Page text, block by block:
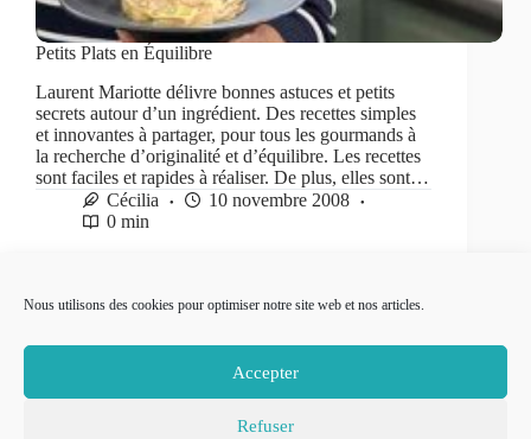
Nous utilisons des cookies pour optimiser notre site web et nos articles.
Accepter
Refuser
Petits Plats en Équilibre
Laurent Mariotte délivre bonnes astuces et petits
secrets autour d’un ingrédient. Des recettes simples
et innovantes à partager, pour tous les gourmands à
la recherche d’originalité et d’équilibre. Les recettes
sont faciles et rapides à réaliser. De plus, elles sont…
Cécilia
10 novembre 2008
0 min